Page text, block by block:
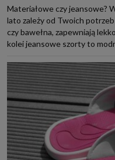
Materiałowe czy jeansowe?
lato zależy od Twoich
czy bawełna, zapewniają
kolei jeansowe szorty to